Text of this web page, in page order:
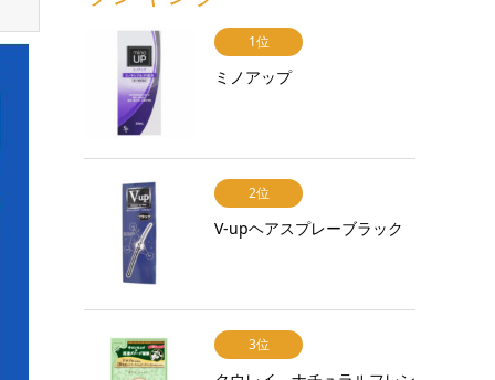
1位
ミノアップ
2位
V-upヘアスプレーブラック
3位